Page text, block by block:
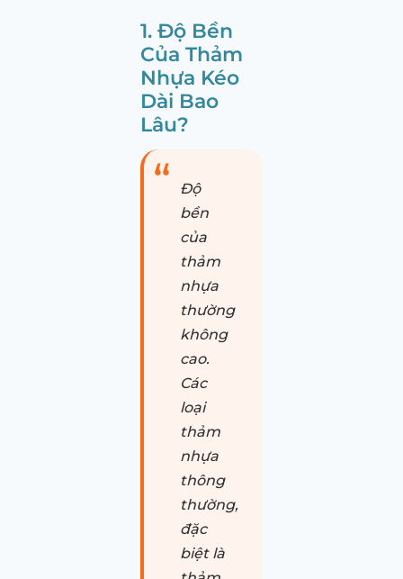
1. Độ Bền
Của Thảm
Nhựa Kéo
Dài Bao
Lâu?
Độ
bền
của
thảm
nhựa
thường
không
cao.
Các
loại
thảm
nhựa
thông
thường,
đặc
biệt là